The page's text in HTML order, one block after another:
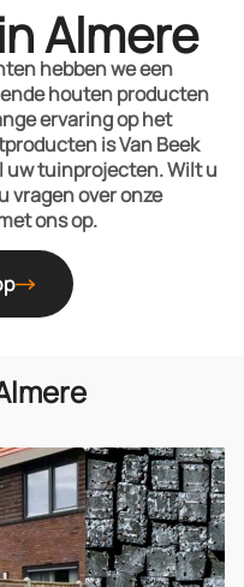
Almere
hebben we een
houten producten
ervaring op het
is Van Beek
uw tuinprojecten. Wilt u
vragen over onze
ons op.